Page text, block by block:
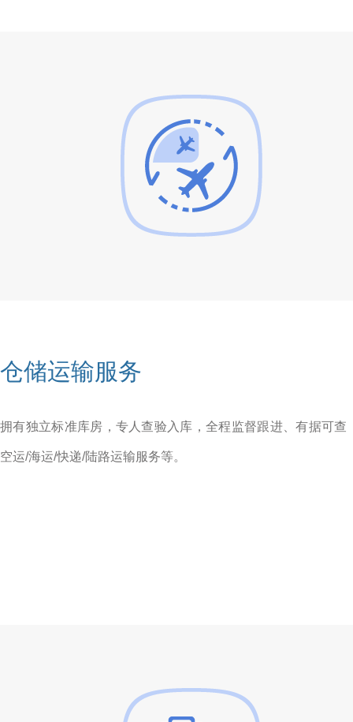
仓储运输服务
拥有独立标准库房，专人查验入库，全程监督跟进、有据可
空运/海运/快递/陆路运输服务等。